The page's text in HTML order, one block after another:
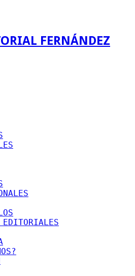
FERNÁNDEZ